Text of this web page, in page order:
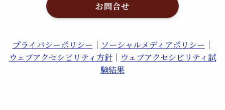
お問合せ
プライバシーポリシー ｜ ソーシャルメディアポリシー ｜
ウェブアクセシビリティ方針 ｜ ウェブアクセシビリティ試
験結果